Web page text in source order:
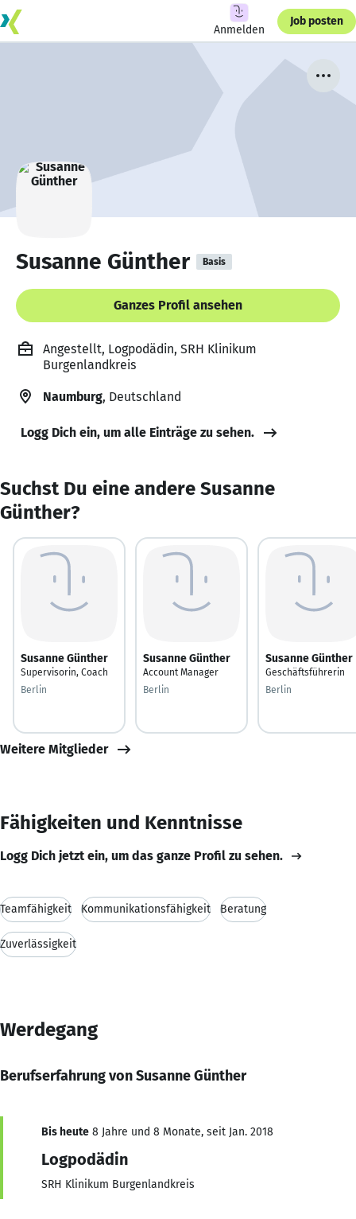
Anmelden
Job posten
Susanne Günther Basis
Ganzes Profil ansehen
Angestellt, Logpodädin, SRH Klinikum
Burgenlandkreis
Naumburg, Deutschland
Logg Dich ein, um alle Einträge zu sehen.
Suchst Du eine andere Susanne
Günther?
Susanne Günther
Supervisorin, Coach
Berlin
Susanne Günther
Account Manager
Berlin
Susanne Günther
Geschäftsführerin
Berlin
Weitere Mitglieder
Fähigkeiten und Kenntnisse
Logg Dich jetzt ein, um das ganze Profil zu sehen.
Teamfähigkeit Kommunikationsfähigkeit Beratung
Zuverlässigkeit
Werdegang
Berufserfahrung von Susanne Günther
Bis heute 8 Jahre und 8 Monate, seit Jan. 2018
Logpodädin
SRH Klinikum Burgenlandkreis